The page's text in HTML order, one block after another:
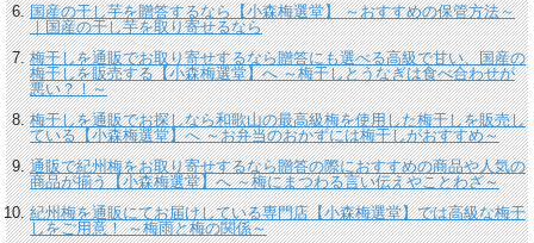
国産の干し芋を贈答するなら【小森梅選堂】 ～おすすめの保管方法～
｜国産の干し芋を取り寄せるなら
梅干しを通販でお取り寄せするなら贈答にも選べる高級で甘い、国産の
梅干しを販売する【小森梅選堂】へ ～梅干しとうなぎは食べ合わせが
悪い？！～
梅干しを通販でお探しなら和歌山の最高級梅を使用した梅干しを販売し
ている【小森梅選堂】へ ～お弁当のおかずには梅干しがおすすめ～
通販で紀州梅をお取り寄せするなら贈答の際におすすめの商品や人気の
商品が揃う【小森梅選堂】へ ～梅にまつわる言い伝えやことわざ～
紀州梅を通販にてお届けしている専門店【小森梅選堂】では高級な梅干
しをご用意！ ～梅雨と梅の関係～